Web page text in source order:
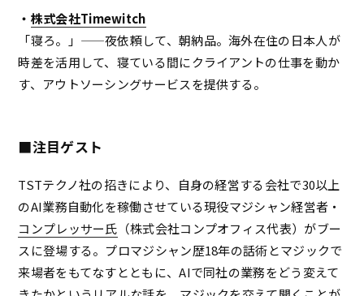
・ 株式会社Timewitch
「寝ろ。」——夜依頼して、朝納品。海外在住の日本人が
時差を活用して、寝ている間にクライアントの仕事を動か
す、アウトソーシングサービスを提供する。
■注目ゲスト
TSTテクノ社の招きにより、自身の経営する会社で30以上
のAI業務自動化を稼働させている現役マジシャン経営者・
コンプレッサー氏 （株式会社コンプオフィス代表）がブー
スに登場する。プロマジシャン歴18年の話術とマジックで
来場者をもてなすとともに、AIで同社の業務をどう変えて